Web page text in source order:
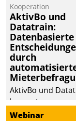
Kooperation
AktivBo und
Datatrain:
Datenbasierte
durch
AktivBo und
kooperieren –
Webinar